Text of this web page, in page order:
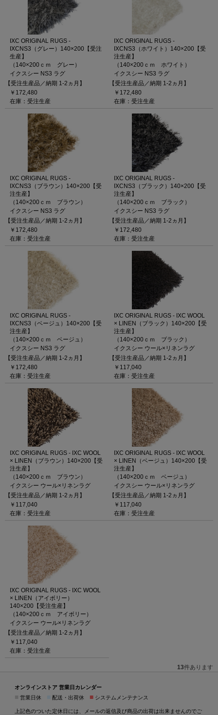
IXC ORIGINAL RUGS -
IXCNS3（グレー）140×200【受注
生産】
（140×200ｃｍ グレー）
イクスシー NS3 ラグ
【受注生産品／納期 1-2ヵ月】
￥172,480
在庫：受注生産
IXC ORIGINAL RUGS -
IXCNS3（ホワイト）140×200【受
注生産】
（140×200ｃｍ ホワイト）
イクスシー NS3 ラグ
【受注生産品／納期 1-2ヵ月】
￥172,480
在庫：受注生産
IXC ORIGINAL RUGS -
IXCNS3（ブラウン）140×200【受
注生産】
（140×200ｃｍ ブラウン）
イクスシー NS3 ラグ
【受注生産品／納期 1-2ヵ月】
￥172,480
在庫：受注生産
IXC ORIGINAL RUGS -
IXCNS3（ブラック）140×200【受
注生産】
（140×200ｃｍ ブラック）
イクスシー NS3 ラグ
【受注生産品／納期 1-2ヵ月】
￥172,480
在庫：受注生産
IXC ORIGINAL RUGS -
IXCNS3（ベージュ）140×200【受
注生産】
（140×200ｃｍ ベージュ）
イクスシー NS3 ラグ
【受注生産品／納期 1-2ヵ月】
￥172,480
在庫：受注生産
IXC ORIGINAL RUGS - IXC WOOL
× LINEN（ブラック）140×200【受
注生産】
（140×200ｃｍ ブラック）
イクスシー ウール×リネンラグ
【受注生産品／納期 1-2ヵ月】
￥117,040
在庫：受注生産
IXC ORIGINAL RUGS - IXC WOOL
× LINEN（ブラウン）140×200【受
注生産】
（140×200ｃｍ ブラウン）
イクスシー ウール×リネンラグ
【受注生産品／納期 1-2ヵ月】
￥117,040
在庫：受注生産
IXC ORIGINAL RUGS - IXC WOOL
× LINEN（ベージュ）140×200【受
注生産】
（140×200ｃｍ ベージュ）
イクスシー ウール×リネンラグ
【受注生産品／納期 1-2ヵ月】
￥117,040
在庫：受注生産
IXC ORIGINAL RUGS - IXC WOOL
× LINEN（アイボリー）
140×200【受注生産】
（140×200ｃｍ アイボリー）
イクスシー ウール×リネンラグ
【受注生産品／納期 1-2ヵ月】
￥117,040
在庫：受注生産
13件あります
オンラインストア 営業日カレンダー
営業日休 配送・出荷休 ■ システムメンテナンス
上記色のついた定休日には、メールの返信及び商品の出荷は出来ませんのでご